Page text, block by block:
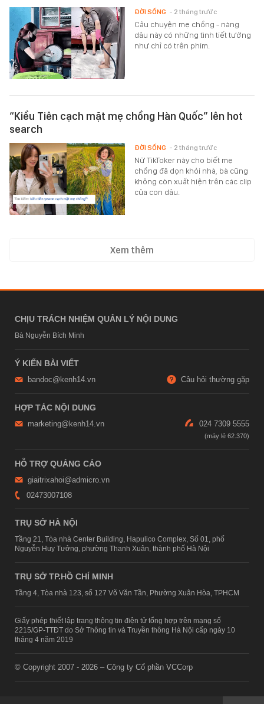
Câu chuyện mẹ chồng - nàng
dâu này có những tình tiết tưởng
như chỉ có trên phim.
ĐỜI SỐNG - 2 tháng trước
“Kiều Tiên cạch mặt mẹ chồng Hàn Quốc” lên hot
search
Nữ TikToker này cho biết mẹ
chồng đã dọn khỏi nhà, bà cũng
không còn xuất hiện trên các clip
của con dâu.
ĐỜI SỐNG - 2 tháng trước
Xem thêm
CHỊU TRÁCH NHIỆM QUẢN LÝ NỘI DUNG
Bà Nguyễn Bích Minh
Ý KIẾN BÀI VIẾT
bandoc@kenh14.vn Câu hỏi thường gặp
HỢP TÁC NỘI DUNG
marketing@kenh14.vn 024 7309 5555
HỖ TRỢ QUẢNG CÁO
giaitrixahoi@admicro.vn
02473007108
TRỤ SỞ HÀ NỘI
Tầng 21, Tòa nhà Center Building, Hapulico Complex, Số 01, phố
Nguyễn Huy Tưởng, phường Thanh Xuân, thành phố Hà Nội
TRỤ SỞ TP.HỒ CHÍ MINH
Tầng 4, Tòa nhà 123, số 127 Võ Văn Tần, Phường Xuân Hòa, TPHCM
Giấy phép thiết lập trang thông tin điện tử tổng hợp trên mạng số
2215/GP-TTĐT do Sở Thông tin và Truyền thông Hà Nội cấp ngày 10
tháng 4 năm 2019
© Copyright 2007 - 2026 – Công ty Cổ phần VCCorp